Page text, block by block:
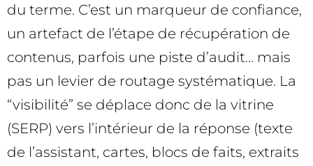
du terme. C’est un marqueur de confiance,
un artefact de l’étape de récupération de
contenus, parfois une piste d’audit… mais
pas un levier de routage systématique. La
“visibilité” se déplace donc de la vitrine
(SERP) vers l’intérieur de la réponse (texte
de l’assistant, cartes, blocs de faits, extraits